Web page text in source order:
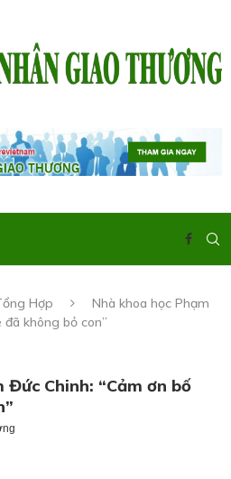
Hợp
Nhà khoa học Phạm
không bỏ con”
Đức Chinh: “Cảm ơn bố